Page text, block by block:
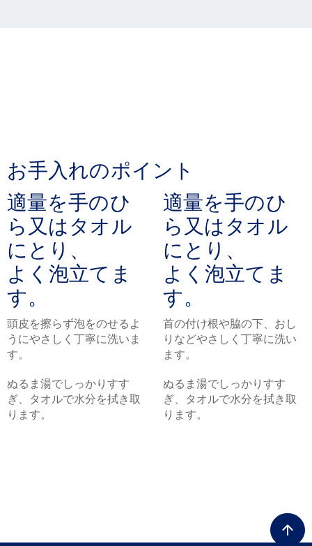
お手入れのポイント
適量を手のひ
ら又はタオル
にとり、
よく泡立てま
す。
頭皮を擦らず泡をのせるよ
うにやさしく丁寧に洗いま
す。
ぬるま湯でしっかりすす
ぎ、タオルで水分を拭き取
ります。
適量を手のひ
ら又はタオル
にとり、
よく泡立てま
す。
首の付け根や脇の下、おし
りなどやさしく丁寧に洗い
ます。
ぬるま湯でしっかりすす
ぎ、タオルで水分を拭き取
ります。